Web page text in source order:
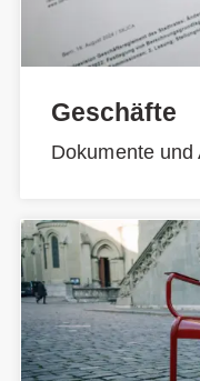
Geschäfte
Dokumente